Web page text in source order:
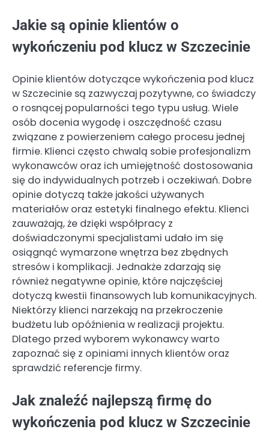
Jakie są opinie klientów o
wykończeniu pod klucz w Szczecinie
Opinie klientów dotyczące wykończenia pod klucz
w Szczecinie są zazwyczaj pozytywne, co świadczy
o rosnącej popularności tego typu usług. Wiele
osób docenia wygodę i oszczędność czasu
związane z powierzeniem całego procesu jednej
firmie. Klienci często chwalą sobie profesjonalizm
wykonawców oraz ich umiejętność dostosowania
się do indywidualnych potrzeb i oczekiwań. Dobre
opinie dotyczą także jakości używanych
materiałów oraz estetyki finalnego efektu. Klienci
zauważają, że dzięki współpracy z
doświadczonymi specjalistami udało im się
osiągnąć wymarzone wnętrza bez zbędnych
stresów i komplikacji. Jednakże zdarzają się
również negatywne opinie, które najczęściej
dotyczą kwestii finansowych lub komunikacyjnych.
Niektórzy klienci narzekają na przekroczenie
budżetu lub opóźnienia w realizacji projektu.
Dlatego przed wyborem wykonawcy warto
zapoznać się z opiniami innych klientów oraz
sprawdzić referencje firmy.
Jak znaleźć najlepszą firmę do
wykończenia pod klucz w Szczecinie